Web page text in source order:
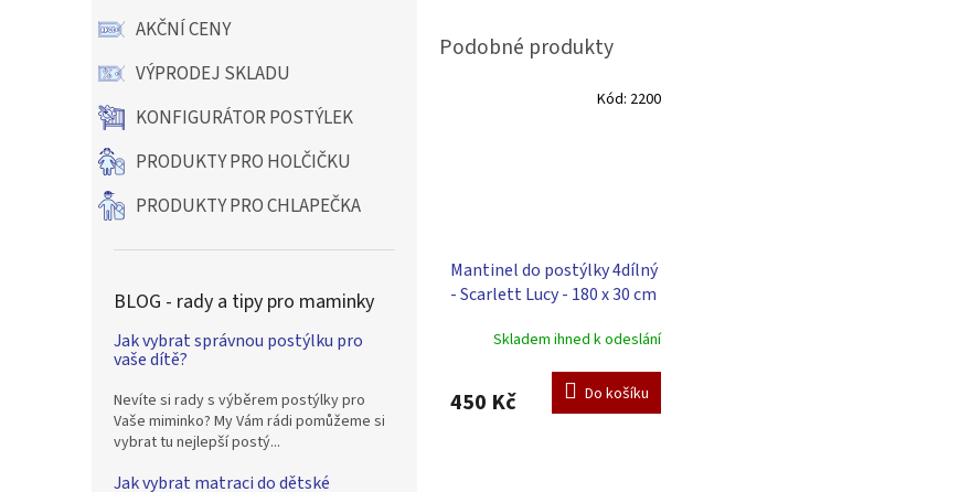
AKČNÍ CENY
VÝPRODEJ SKLADU
KONFIGURÁTOR POSTÝLEK
PRODUKTY PRO HOLČIČKU
PRODUKTY PRO CHLAPEČKA
BLOG - rady a tipy pro maminky
Jak vybrat správnou postýlku pro
vaše dítě?
Nevíte si rady s výběrem postýlky pro
Vaše miminko? My Vám rádi pomůžeme si
vybrat tu nejlepší postý...
Jak vybrat matraci do dětské
Mantinel do postýlky 4dílný
- Scarlett Lucy - 180 x 30 cm
Skladem ihned k odeslání
450 Kč Do košíku
Kód: 2200